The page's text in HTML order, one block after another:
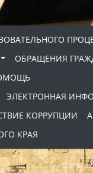
ОБРАЩЕНИЯ
ЭЛЕКТРОННАЯ
КОРРУПЦИИ
КРАЯ